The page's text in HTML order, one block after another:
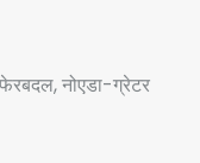
नोएडा-ग्रेटर